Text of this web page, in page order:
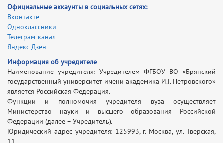
Официальные аккаунты в социальных сетях:
Вконтакте
Одноклассники
Телеграм-канал
Яндекс Дзен
Информация об учредителе
Наименование учредителя: Учредителем ФГБОУ ВО «Брянский
государственный университет имени академика И.Г. Петровского»
является Российская Федерация.
Функции и полномочия учредителя вуза осуществляет
Министерство науки и высшего образования Российской
Федерации (далее – Учредитель).
Юридический адрес учредителя: 125993, г. Москва, ул. Тверская,
11.